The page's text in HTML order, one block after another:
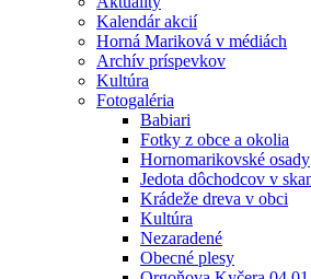
Kalendár akcií
Horná Mariková v médiách
Archív príspevkov
Kultúra
Fotogaléria
Babiari
Fotky z obce a okolia
Hornomarikovské osady
Jedota dôchodcov v
Krádeže dreva v obci
Kultúra
Nezaradené
Obecné plesy